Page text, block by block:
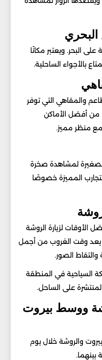
البحري
البحر. ويعتبر مكانًا
بالأجواء الساحلية.
والمقاهي التي توفر
من أفضل الأماكن
مع منظر مميز.
الصغيرة لمشاهدة صخرة
المميزة خصوصًا
الأوقات لزيارة الروشة
يعد وقت الغروب من أجمل
والتقاط الصور.
السياحية في المنطقة
على الساحل.
ووسط بيروت
والروشة خلال يوم